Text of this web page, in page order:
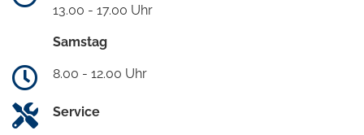
13.00 - 17.00 Uhr
Samstag
8.00 - 12.00 Uhr
Service